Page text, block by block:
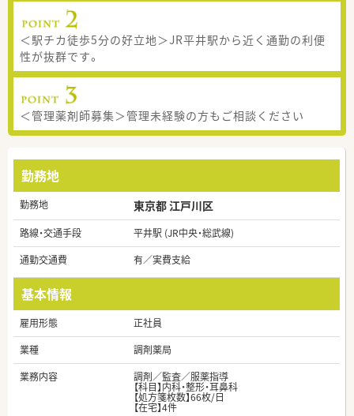
＜駅チカ徒歩5分の好立地＞JR平井駅から近く通勤の利便
性が抜群です。
＜管理薬剤師募集＞管理未経験の方もご相談ください
勤務地
勤務地 東京都 江戸川区
路線・交通手段
平井駅 (JR中央・総武線)
通勤交通費
有／実費支給
基本情報
雇用形態
正社員
業種
調剤薬局
業務内容
調剤／監査／服薬指導
【科目】内科・整形・耳鼻科
【処方箋枚数】66枚/日
【在宅】4件